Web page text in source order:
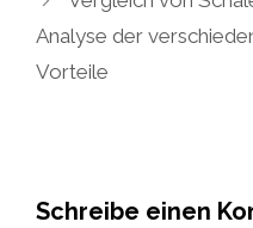
Analyse der
Vorteile
Schreibe einen